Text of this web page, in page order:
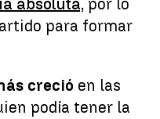
absoluta, por lo
para formar
creció en las
podía tener la